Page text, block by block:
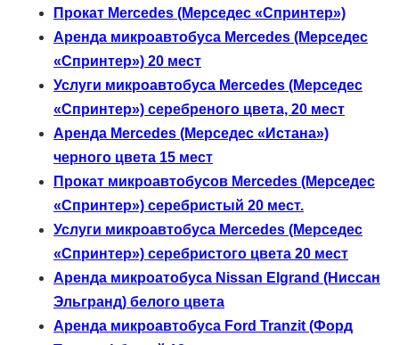
Прокат Mercedes (Мерседес «Спринтер»)
Аренда микроавтобуса Mercedes (Мерседес
«Спринтер») 20 мест
Услуги микроавтобуса Mercedes (Мерседес
«Спринтер») серебреного цвета, 20 мест
Аренда Mercedes (Мерседес «Истана»)
черного цвета 15 мест
Прокат микроавтобусов Mercedes (Мерседес
«Спринтер») серебристый 20 мест.
Услуги микроавтобуса Mercedes (Мерседес
«Спринтер») серебристого цвета 20 мест
Аренда микроатобуса Nissan Elgrand (Ниссан
Эльгранд) белого цвета
Аренда микроавтобуса Ford Tranzit (Форд